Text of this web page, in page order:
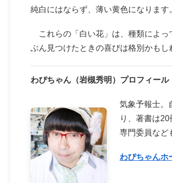
純白にはならず、薄い黄色になります
これらの「白い花」は、種類によっ
ぶん見つけたときの喜びは格別かもし
わぴちゃん（岩槻秀明）プロフィール
気象予報士。
り、著書は
専門委員など
わぴちゃんホ